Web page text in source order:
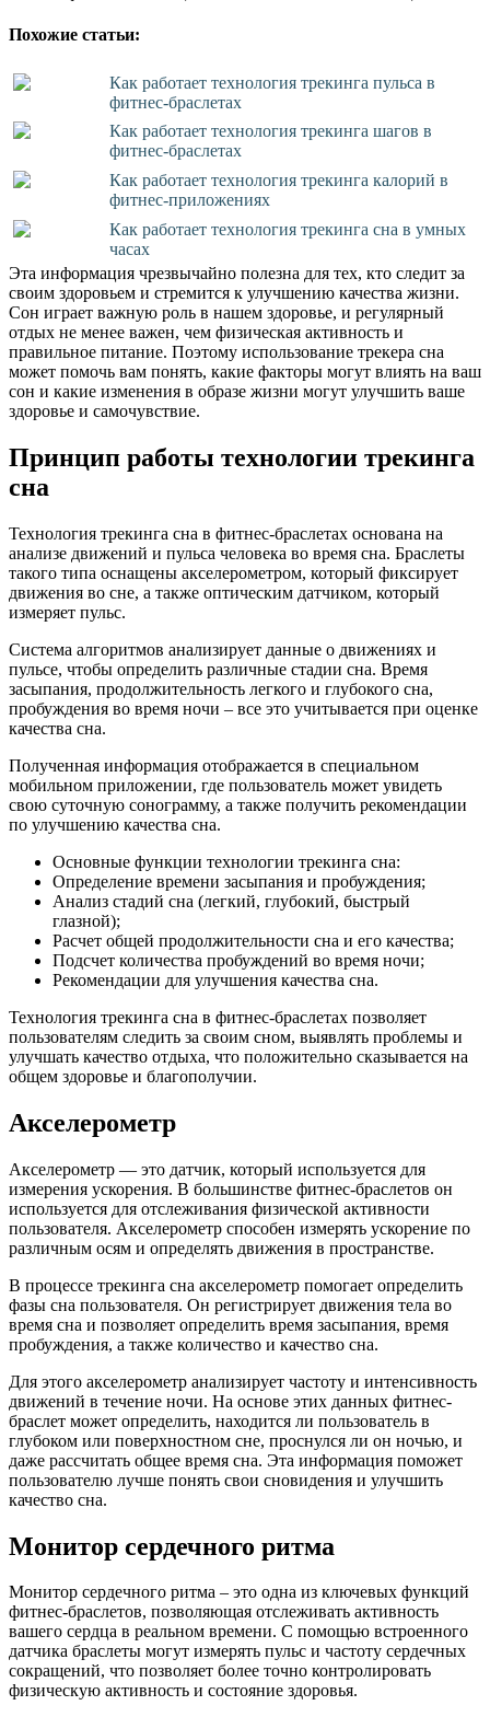
Похожие статьи:
Как работает технология трекинга пульса в
фитнес-браслетах
Как работает технология трекинга шагов в
фитнес-браслетах
Как работает технология трекинга калорий в
фитнес-приложениях
Как работает технология трекинга сна в умных
часах
Эта информация чрезвычайно полезна для тех, кто следит за
своим здоровьем и стремится к улучшению качества жизни.
Сон играет важную роль в нашем здоровье, и регулярный
отдых не менее важен, чем физическая активность и
правильное питание. Поэтому использование трекера сна
может помочь вам понять, какие факторы могут влиять на ваш
сон и какие изменения в образе жизни могут улучшить ваше
здоровье и самочувствие.
Принцип работы технологии трекинга
сна
Технология трекинга сна в фитнес-браслетах основана на
анализе движений и пульса человека во время сна. Браслеты
такого типа оснащены акселерометром, который фиксирует
движения во сне, а также оптическим датчиком, который
измеряет пульс.
Система алгоритмов анализирует данные о движениях и
пульсе, чтобы определить различные стадии сна. Время
засыпания, продолжительность легкого и глубокого сна,
пробуждения во время ночи – все это учитывается при оценке
качества сна.
Полученная информация отображается в специальном
мобильном приложении, где пользователь может увидеть
свою суточную сонограмму, а также получить рекомендации
по улучшению качества сна.
Основные функции технологии трекинга сна:
Определение времени засыпания и пробуждения;
Анализ стадий сна (легкий, глубокий, быстрый
глазной);
Расчет общей продолжительности сна и его качества;
Подсчет количества пробуждений во время ночи;
Рекомендации для улучшения качества сна.
Технология трекинга сна в фитнес-браслетах позволяет
пользователям следить за своим сном, выявлять проблемы и
улучшать качество отдыха, что положительно сказывается на
общем здоровье и благополучии.
Акселерометр
Акселерометр — это датчик, который используется для
измерения ускорения. В большинстве фитнес-браслетов он
используется для отслеживания физической активности
пользователя. Акселерометр способен измерять ускорение по
различным осям и определять движения в пространстве.
В процессе трекинга сна акселерометр помогает определить
фазы сна пользователя. Он регистрирует движения тела во
время сна и позволяет определить время засыпания, время
пробуждения, а также количество и качество сна.
Для этого акселерометр анализирует частоту и интенсивность
движений в течение ночи. На основе этих данных фитнес-
браслет может определить, находится ли пользователь в
глубоком или поверхностном сне, проснулся ли он ночью, и
даже рассчитать общее время сна. Эта информация поможет
пользователю лучше понять свои сновидения и улучшить
качество сна.
Монитор сердечного ритма
Монитор сердечного ритма – это одна из ключевых функций
фитнес-браслетов, позволяющая отслеживать активность
вашего сердца в реальном времени. С помощью встроенного
датчика браслеты могут измерять пульс и частоту сердечных
сокращений, что позволяет более точно контролировать
физическую активность и состояние здоровья.